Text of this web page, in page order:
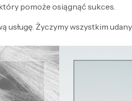
pomoże osiągnąć sukces.
usługę. Życzymy wszystkim